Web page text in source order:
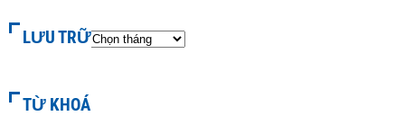
LƯU TRỮ
TỪ KHOÁ